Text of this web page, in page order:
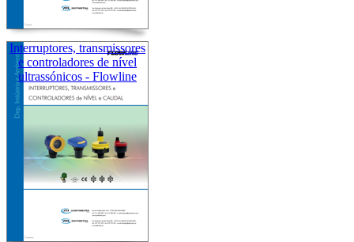
Interruptores, transmissores
e controladores de nível
ultrassónicos - Flowline